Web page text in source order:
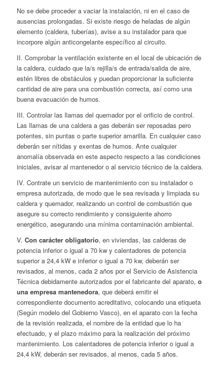
No se debe proceder a vaciar la instalación, ni en el caso de
ausencias prolongadas. Si existe riesgo de heladas de algún
elemento (caldera, tuberías), avise a su instalador para que
incorpore algún anticongelante específico al circuito.
II. Comprobar la ventilación existente en el local de ubicación de
la caldera, cuidado que la/s rejilla/s de entrada/salida de aire,
estén libres de obstáculos y puedan proporcionar la suficiente
cantidad de aire para una combustión correcta, así como una
buena evacuación de humos.
III. Controlar las llamas del quemador por el orificio de control.
Las llamas de una caldera a gas deberán ser reposadas pero
potentes, sin puntas o parte superior amarilla. En cualquier caso
deberán ser nítidas y exentas de humos. Ante cualquier
anomalía observada en este aspecto respecto a las condiciones
iniciales, avisar al mantenedor o al servicio técnico de la caldera.
IV. Contrate un servicio de mantenimiento con su instalador o
empresa autorizada, de modo que le sea revisada y limpiada su
caldera y quemador, realizando un control de combustión que
asegure su correcto rendimiento y consiguiente ahorro
energético, asegurando una mínima contaminación ambiental.
V. Con carácter obligatorio, en viviendas, las calderas de
potencia inferior o igual a 70 kw y calentadores de potencia
superior a 24,4 kW e inferior o igual a 70 kw, deberán ser
revisados, al menos, cada 2 años por el Servicio de Asistencia
Técnica debidamente autorizados por el fabricante del aparato, o
una empresa mantenedora, que deberá emitir el
correspondiente documento acreditativo, colocando una etiqueta
(Según modelo del Gobierno Vasco), en el aparato con la fecha
de la revisión realizada, el nombre de la entidad que lo ha
efectuado, y el plazo máximo para la realización del próximo
mantenimiento. Los calentadores de potencia inferior o igual a
24,4 kW, deberán ser revisados, al menos, cada 5 años.